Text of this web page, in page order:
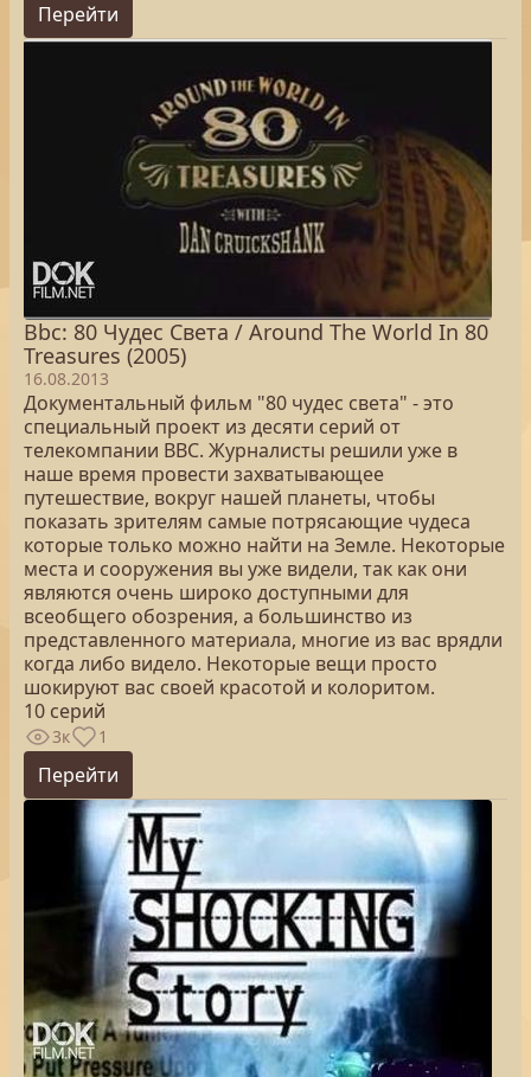
Перейти
Bbc: 80 Чудес Света / Around The World In 80
Treasures (2005)
16.08.2013
Документальный фильм "80 чудес света" - это
специальный проект из десяти серий от
телекомпании ВВС. Журналисты решили уже в
наше время провести захватывающее
путешествие, вокруг нашей планеты, чтобы
показать зрителям самые потрясающие чудеса
которые только можно найти на Земле. Некоторые
места и сооружения вы уже видели, так как они
являются очень широко доступными для
всеобщего обозрения, а большинство из
представленного материала, многие из вас врядли
когда либо видело. Некоторые вещи просто
шокируют вас своей красотой и колоритом.
10 серий
3к 1
Перейти